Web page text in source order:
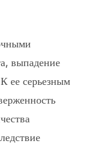
выпадение
ее серьезным